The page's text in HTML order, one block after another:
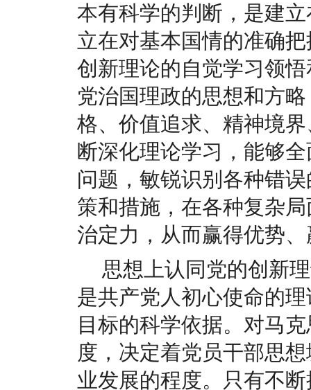
本有科学的判断，是建
立在对基本国情的准确
创新理论的自觉学习领
党治国理政的思想和方
格、价值追求、精神境
断深化理论学习，能够
问题，敏锐识别各种错
策和措施，在各种复杂
治定力，从而赢得优势
思想上认同党的创新
是共产党人初心使命的
目标的科学依据。对马
度，决定着党员干部思
业发展的程度。只有不